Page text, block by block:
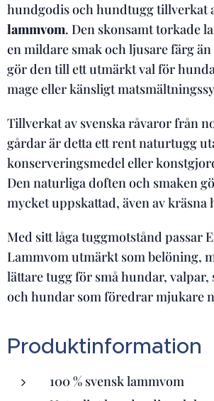
hundgodis och hundtugg tillverkat
lammvom. Den skonsamt torkade
en mildare smak och ljusare färg
gör den till ett utmärkt val för
mage eller känsligt
Tillverkat av svenska råvaror från
gårdar är detta ett rent naturtugg
konserveringsmedel eller
Den naturliga doften och smaken
mycket uppskattad, även av kräsna
Med sitt låga tuggmotstånd passar
Lammvom utmärkt som belöning,
lättare tugg för små hundar,
och hundar som föredrar mjukare
Produktinformation
100 % svensk lammvom